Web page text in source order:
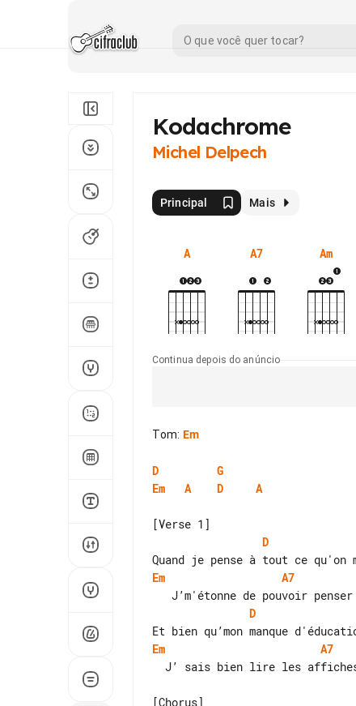
Kodachrome
Michel Delpech
Principal Mais
A A7 Am
Continua depois do anúncio
Tom: Em
D
G
Em
A D A
D
Em
A7
D
Em
A7